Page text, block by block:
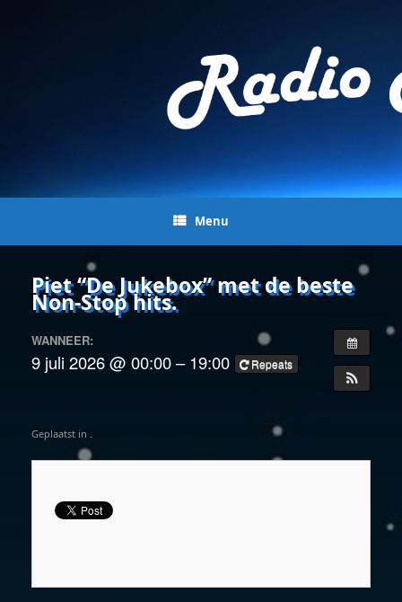
Menu
Piet “De Jukebox” met de beste
Non-Stop hits.
WANNEER:
9 juli 2026 @ 00:00 – 19:00 Repeats
Geplaatst in .